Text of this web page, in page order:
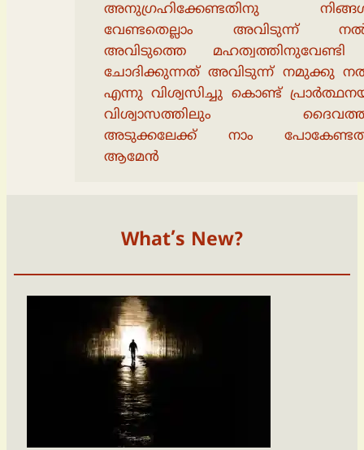
അനുഗ്രഹിക്കേണ്ടതിനു
വേണ്ടതെല്ലാം അവിടുന്ന്
അവിടുത്തെ മഹത്വത്തിനുവേണ്ടി
ചോദിക്കുന്നത് അവിടുന്ന് നമുക്കു
എന്നു വിശ്വസിച്ചു കൊണ്ട്
വിശ്വാസത്തിലും
അടുക്കലേക്ക് നാം
ആമേൻ
What’s New?